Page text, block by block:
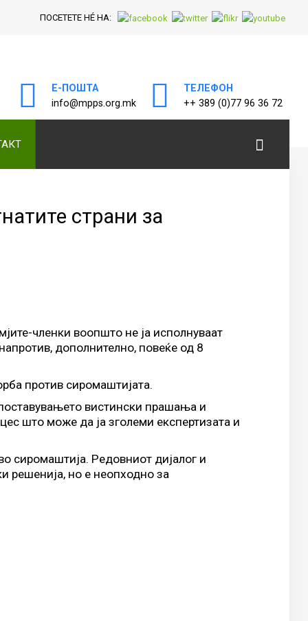
ПОСЕТЕТЕ НÉ НА:
Е-ПОШТА
info@mpps.org.mk
ТЕЛЕФОН
++ 389 (0)77 96 36 72
страни за
членки воопшто не ја исполнуваат
дополнително, повеќе од 8
против сиромаштијата.
вистински прашања и
што може да ја зголеми експертизата и
сиромаштија. Редовниот дијалог и
решенија, но е неопходно за